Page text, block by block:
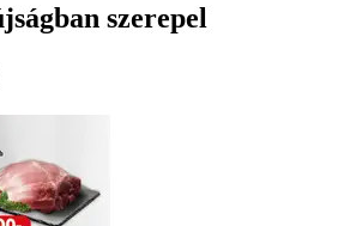
szerepel